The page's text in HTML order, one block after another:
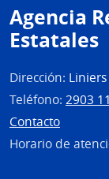
Agencia
Estatales
Dirección:
Teléfono: 2903
Contacto
Horario de